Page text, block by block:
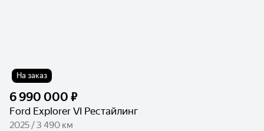
На заказ
6 990 000 ₽
Ford Explorer VI Рестайлинг
2025 / 3 490 км